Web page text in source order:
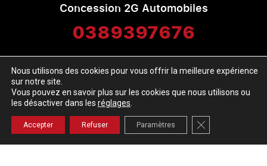
Concession 2G Automobiles
0389397676
contact@2g-automobiles.com
Nous utilisons des cookies pour vous offrir la meilleure expérience
sur notre site.
Vous pouvez en savoir plus sur les cookies que nous utilisons ou
les désactiver dans les réglages
Accepter Refuser Paramètres Fermer la